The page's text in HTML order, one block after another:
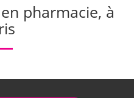
pharmacie, à